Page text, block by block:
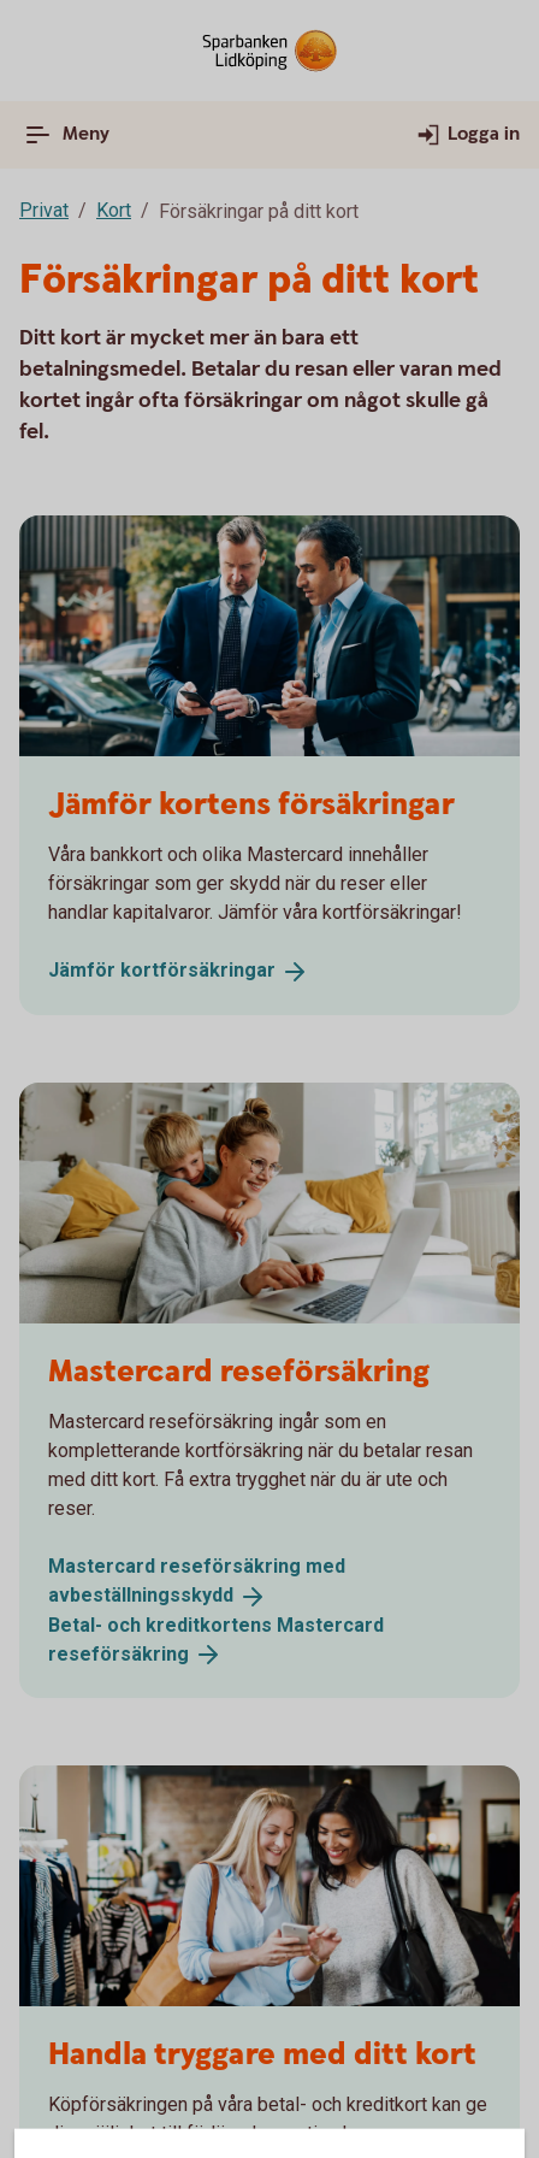
Meny Logga in
Privat Kort Försäkringar på ditt kort
Försäkringar på ditt kort
Ditt kort är mycket mer än bara ett
betalningsmedel. Betalar du resan eller varan med
kortet ingår ofta försäkringar om något skulle gå
fel.
Jämför kortens försäkringar
Våra bankkort och olika Mastercard innehåller
försäkringar som ger skydd när du reser eller
handlar kapitalvaror. Jämför våra kortförsäkringar!
Jämför kortförsäkringar
Mastercard reseförsäkring
Mastercard reseförsäkring ingår som en
kompletterande kortförsäkring när du betalar resan
med ditt kort. Få extra trygghet när du är ute och
reser.
Mastercard reseförsäkring med
avbeställningsskydd
Betal- och kreditkortens Mastercard
reseförsäkring
Handla tryggare med ditt kort
Köpförsäkringen på våra betal- och kreditkort kan ge
dig möjlighet till förlängd garanti och